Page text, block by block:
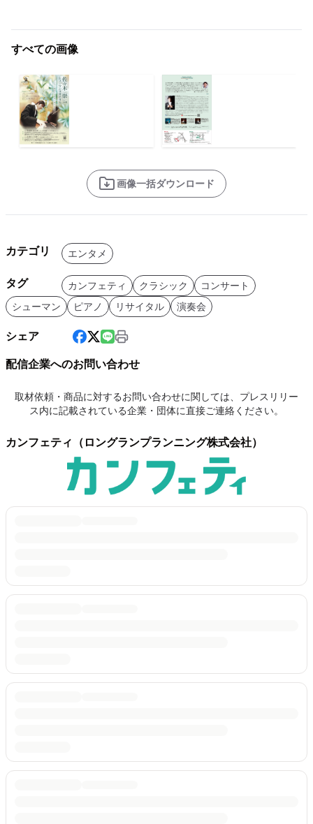
すべての画像
画像一括ダウンロード
カテゴリ エンタメ
タグ カンフェティ クラシック
コンサート
シューマン
ピアノ リサイタル 演奏会
シェア
配信企業へのお問い合わせ
取材依頼・商品に対するお問い合わせに関しては、プレスリリー
ス内に記載されている企業・団体に直接ご連絡ください。
カンフェティ（ロングランプランニング株式会社）